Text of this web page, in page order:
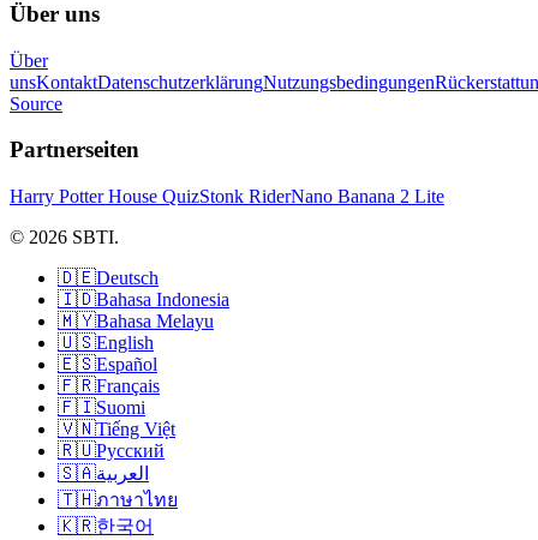
Über uns
Über
unsKontaktDatenschutzerklärungNutzungsbedingungen
Source
Partnerseiten
Harry Potter House QuizStonk RiderNano Banana 2 Lite
© 2026 SBTI.
🇩🇪Deutsch
🇮🇩Bahasa Indonesia
🇲🇾Bahasa Melayu
🇺🇸English
🇪🇸Español
🇫🇷Français
🇫🇮Suomi
🇻🇳Tiếng Việt
🇷🇺Русский
🇸🇦العربية
🇹🇭ภาษาไทย
🇰🇷한국어